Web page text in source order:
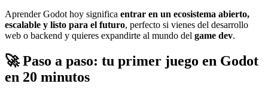
Aprender Godot hoy significa entrar en un ecosistema abierto,
escalable y listo para el futuro, perfecto si vienes del desarrollo
web o backend y quieres expandirte al mundo del game dev.
🚀 Paso a paso: tu primer juego en Godot
en 20 minutos